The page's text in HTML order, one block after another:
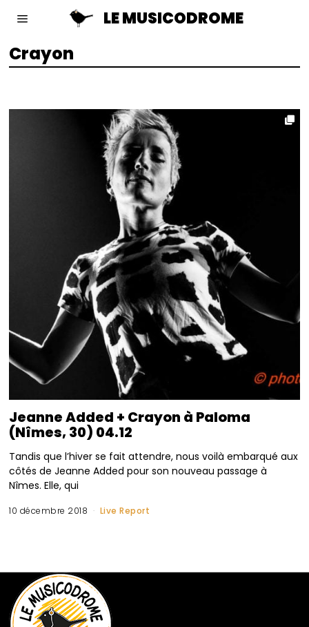
LE MUSICODROME
Crayon
Jeanne Added + Crayon à Paloma
(Nîmes, 30) 04.12
Tandis que l’hiver se fait attendre, nous voilà embarqué aux
côtés de Jeanne Added pour son nouveau passage à
Nîmes. Elle, qui
10 décembre 2018 Live Report